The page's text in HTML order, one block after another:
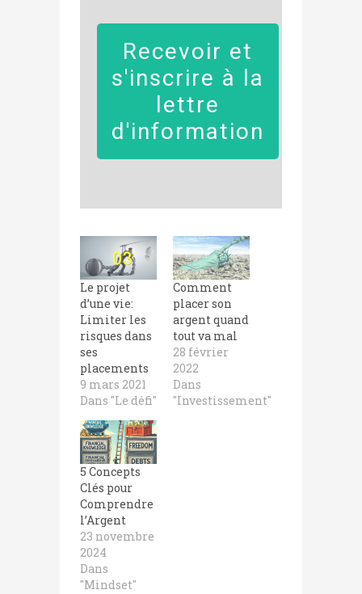
Recevoir et
s'inscrire à la
lettre
d'information
Le projet
d’une vie:
Limiter les
risques dans
ses
placements
9 mars 2021
Dans "Le défi"
Comment
placer son
argent quand
tout va mal
28 février
2022
Dans
"Investissement"
5 Concepts
Clés pour
Comprendre
l’Argent
23 novembre
2024
Dans
"Mindset"